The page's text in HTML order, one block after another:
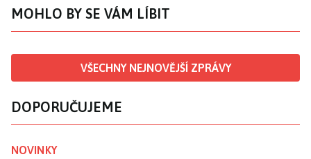
MOHLO BY SE VÁM LÍBIT
VŠECHNY NEJNOVĚJŠÍ ZPRÁVY
DOPORUČUJEME
NOVINKY